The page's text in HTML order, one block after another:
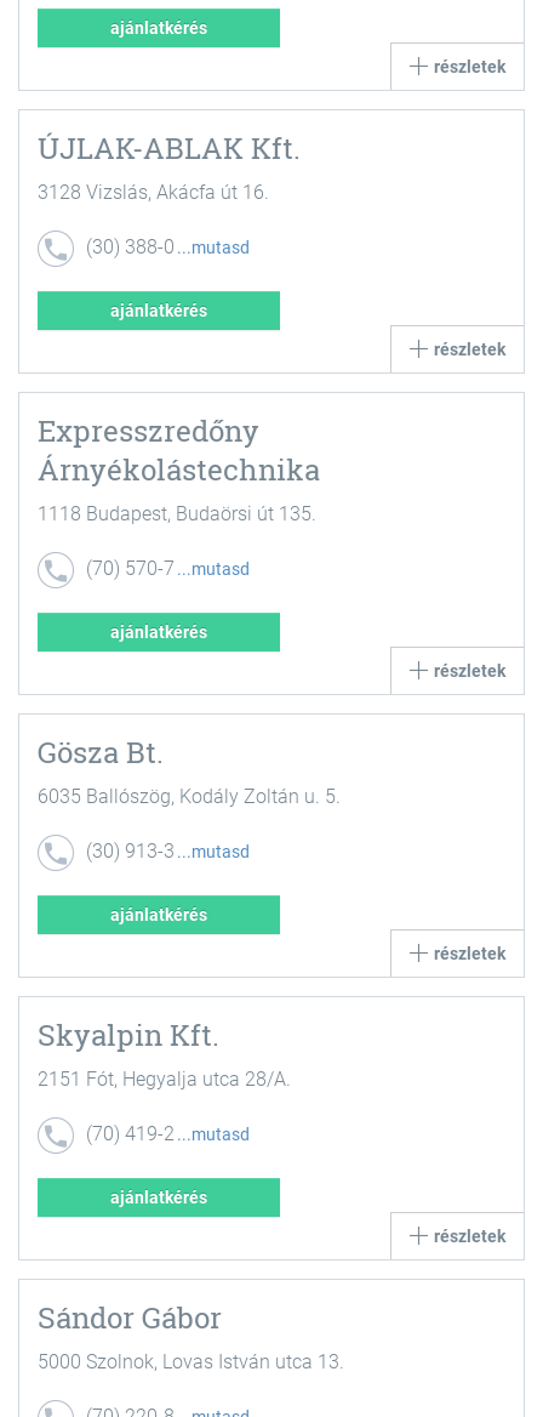
ajánlatkérés
részletek
ÚJLAK-ABLAK Kft.
3128 Vizslás, Akácfa út 16.
(30) 388-0
mutasd
ajánlatkérés
részletek
Expresszredőny
Árnyékolástechnika
1118 Budapest, Budaörsi út 135.
(70) 570-7
mutasd
ajánlatkérés
részletek
Gösza Bt.
6035 Ballószög, Kodály Zoltán u. 5.
(30) 913-3
mutasd
ajánlatkérés
részletek
Skyalpin Kft.
2151 Fót, Hegyalja utca 28/A.
(70) 419-2
mutasd
ajánlatkérés
részletek
Sándor Gábor
5000 Szolnok, Lovas István utca 13.